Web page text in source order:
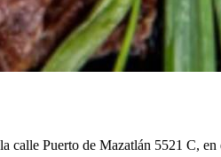
calle Puerto de Mazatlán 5521 C,